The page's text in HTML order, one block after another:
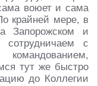
воюет и сама
крайней мере, в
Запорожском и
с
тут же быстро
до Коллегии